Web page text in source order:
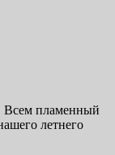
Всем пламенный
летнего